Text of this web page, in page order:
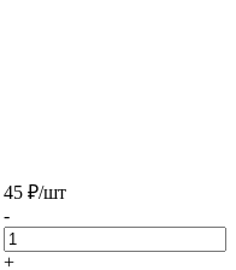
45 ₽/шт
-
+